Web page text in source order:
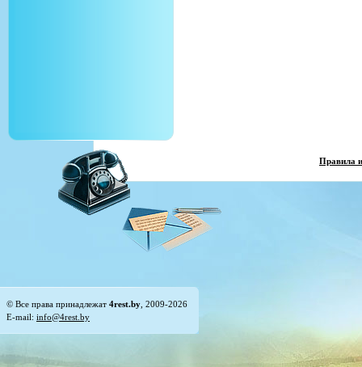
Правила
© Все права принадлежат 4rest.by , 2009-2026
E-mail: info@4rest.by